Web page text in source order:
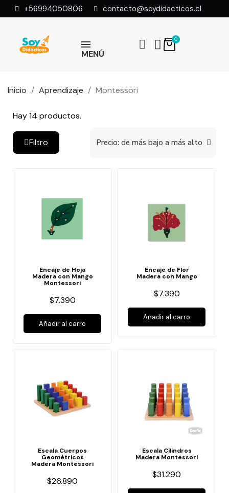
+56994050806 contacto@soydidacticos.cl
MENÚ
Inicio Aprendizaje Montessori
Hay 14 productos.
Filtro
Encaje de Hoja
Madera con Mango
Montessori
$7.390
Añadir al carro
Encaje de Flor
Madera con Mango
$7.390
Añadir al carro
Escala Cuerpos
Geométricos
Madera Montessori
$26.890
Escala Cilindros
Madera Montessori
$31.290